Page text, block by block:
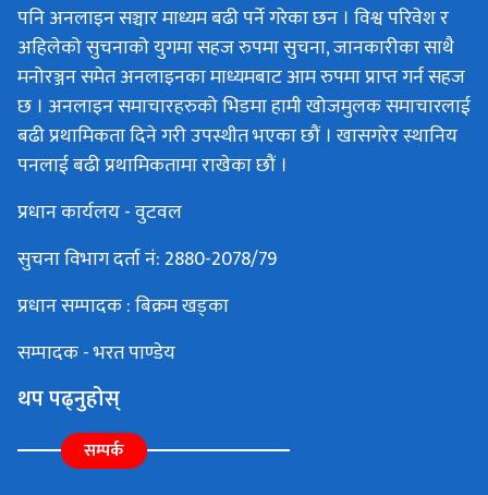
पनि अनलाइन सञ्चार माध्यम बढी पर्ने गरेका छन । विश्व परिवेश र
अहिलेको सुचनाको युगमा सहज रुपमा सुचना, जानकारीका साथै
मनोरञ्जन समेत अनलाइनका माध्यमबाट आम रुपमा प्राप्त गर्न सहज
छ । अनलाइन समाचारहरुको भिडमा हामी खोजमुलक समाचारलाई
बढी प्रथामिकता दिने गरी उपस्थीत भएका छौं । खासगरेर स्थानिय
पनलाई बढी प्रथामिकतामा राखेका छौं ।
प्रधान कार्यलय - वुटवल
सुचना विभाग दर्ता नं: 2880-2078/79
प्रधान सम्पादक : बिक्रम खड्का
सम्पादक - भरत पाण्डेय
थप पढ्नुहोस्
सम्पर्क